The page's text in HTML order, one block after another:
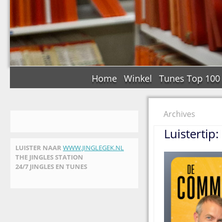
Home Winkel Tunes Top 100
LUISTER NAAR WWW.JINGLEGEK.NL
THE JINGLES STATION
24/7 JINGLES EN TUNES
Archives
Luistertip: